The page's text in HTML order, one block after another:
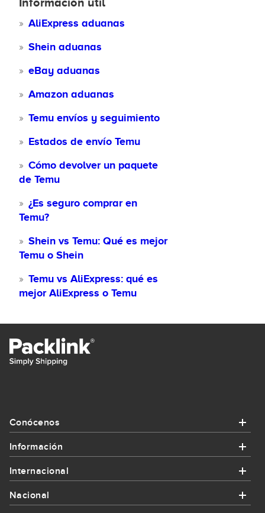
AliExpress aduanas
Shein aduanas
eBay aduanas
Amazon aduanas
Temu envíos y seguimiento
Estados de envío Temu
Cómo devolver un paquete
de Temu
¿Es seguro comprar en
Temu?
Shein vs Temu: Qué es mejor
Temu o Shein
Temu vs AliExpress: qué es
mejor AliExpress o Temu
Conócenos
Conócenos
Información
Información
Internacional
Internacional
Nacional